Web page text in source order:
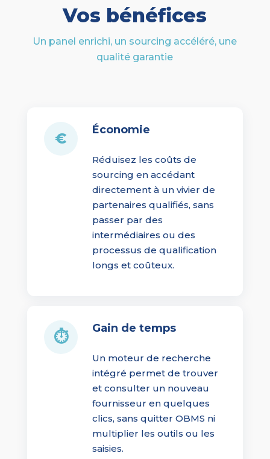
Vos bénéfices
Un panel enrichi, un sourcing accéléré, une
qualité garantie
€ Économie
Réduisez les coûts de
sourcing en accédant
directement à un vivier de
partenaires qualifiés, sans
passer par des
intermédiaires ou des
processus de qualification
longs et coûteux.
⏱ Gain de temps
Un moteur de recherche
intégré permet de trouver
et consulter un nouveau
fournisseur en quelques
clics, sans quitter OBMS ni
multiplier les outils ou les
saisies.